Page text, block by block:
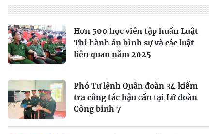
Hơn 500 học viên tập huấn Luật
Thi hành án hình sự và các luật
liên quan năm 2025
Phó Tư lệnh Quân đoàn 34 kiểm
tra công tác hậu cần tại Lữ đoàn
Công binh 7